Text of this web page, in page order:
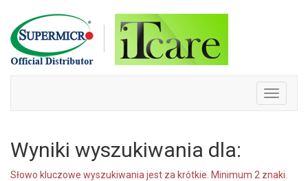
Skip
to
content
Toggle
Wyniki wyszukiwania dla:
Słowo kluczowe wyszukiwania jest za krótkie. Minimum 2 znaki.